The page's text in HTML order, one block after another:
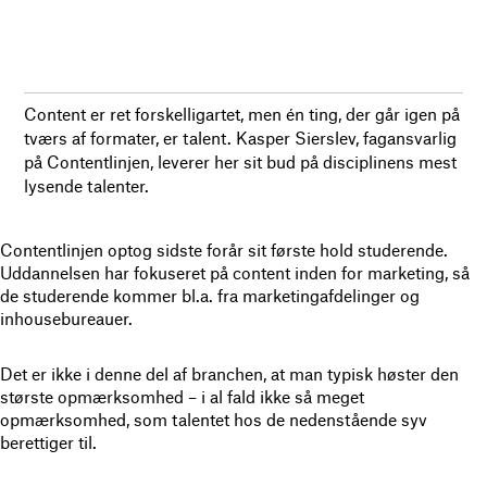
Content er ret forskelligartet, men én ting, der går igen på
tværs af formater, er talent. Kasper Sierslev, fagansvarlig
på Contentlinjen, leverer her sit bud på disciplinens mest
lysende talenter.
Contentlinjen optog sidste forår sit første hold studerende.
Uddannelsen har fokuseret på content inden for marketing, så
de studerende kommer bl.a. fra marketingafdelinger og
inhousebureauer.
Det er ikke i denne del af branchen, at man typisk høster den
største opmærksomhed – i al fald ikke så meget
opmærksomhed, som talentet hos de nedenstående syv
berettiger til.